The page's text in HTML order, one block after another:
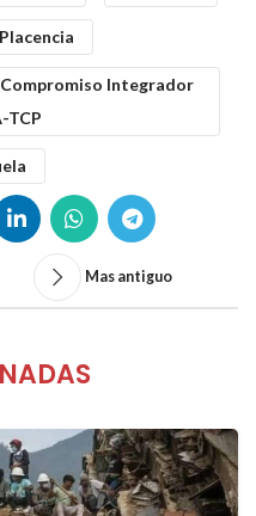
Placencia
Integrador
TCP
Mas antiguo